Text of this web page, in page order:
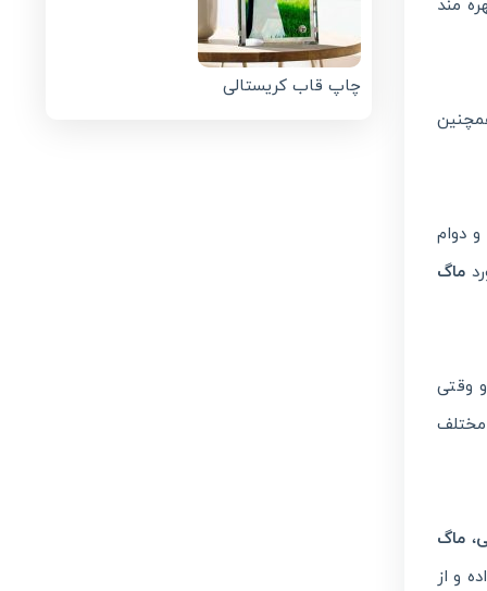
مند
دوام
ماگ
وقتی
مختلف
، ماگ
و از
چاپ قاب کریستالی